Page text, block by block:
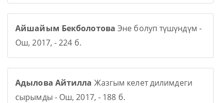
Айшайым Бекболотова Эне болуп түшүндүм -
Ош, 2017, - 224 б.
Адылова Айтилла Жазгым келет дилимдеги
сырымды - Ош, 2017, - 188 б.